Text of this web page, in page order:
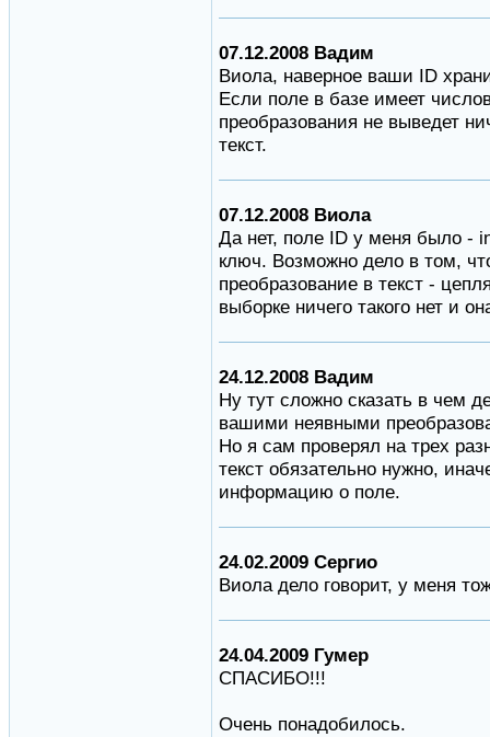
07.12.2008 Вадим
Виола, наверное ваши ID
Если поле в базе имеет
преобразования не выведет
текст.
07.12.2008 Виола
Да нет, поле ID у меня было -
ключ. Возможно дело в том,
преобразование в текст -
выборке ничего такого нет и
24.12.2008 Вадим
Ну тут сложно сказать в чем
вашими неявными
Но я сам проверял на трех
текст обязательно нужно,
информацию о поле.
24.02.2009 Сергио
Виола дело говорит, у меня
24.04.2009 Гумер
СПАСИБО!!!
Очень понадобилось.